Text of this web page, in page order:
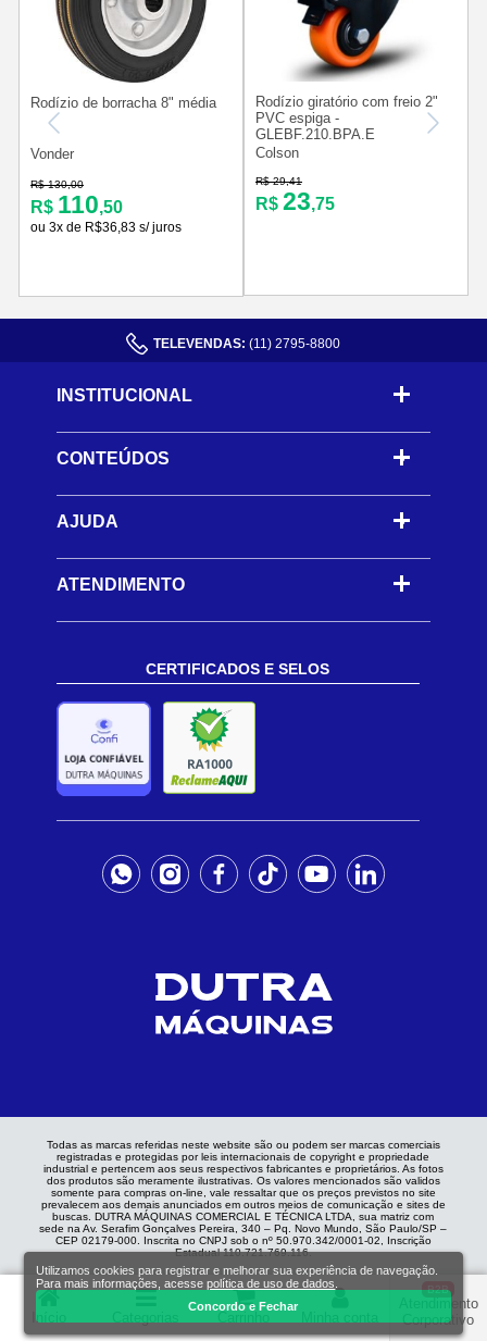
Início
B2B
Atendimento
Corporativo
Rodízio de borracha 8" média
Vonder
R$ 130,00
R$ 110,50
ou 3x de R$36,83 s/ juros
Rodízio giratório com freio 2"
PVC espiga -
GLEBF.210.BPA.E
Colson
R$ 29,41
R$ 23,75
TELEVENDAS: (11) 2795-8800
INSTITUCIONAL
CONTEÚDOS -
AJUDA -
ATENDIMENTO
CERTIFICADOS E SELOS
Todas as marcas referidas neste website são ou podem ser marcas comerciais
registradas e protegidas por leis internacionais de copyright e propriedade
industrial e pertencem aos seus respectivos fabricantes e proprietários. As fotos
dos produtos são meramente ilustrativas. Os valores mencionados são validos
somente para compras on-line, vale ressaltar que os preços previstos no site
prevalecem aos demais anunciados em outros meios de comunicação e sites de
buscas. DUTRA MÁQUINAS COMERCIAL E TÉCNICA LTDA, sua matriz com
sede na Av. Serafim Gonçalves Pereira, 340 – Pq. Novo Mundo, São Paulo/SP –
CEP 02179-000. Inscrita no CNPJ sob o nº 50.970.342/0001-02, Inscrição
Estadual 110.721.769.116.
Utilizamos cookies para registrar e melhorar sua experiência de navegação.
Para mais informações, acessepolítica de uso de dados
Concordo e Fechar